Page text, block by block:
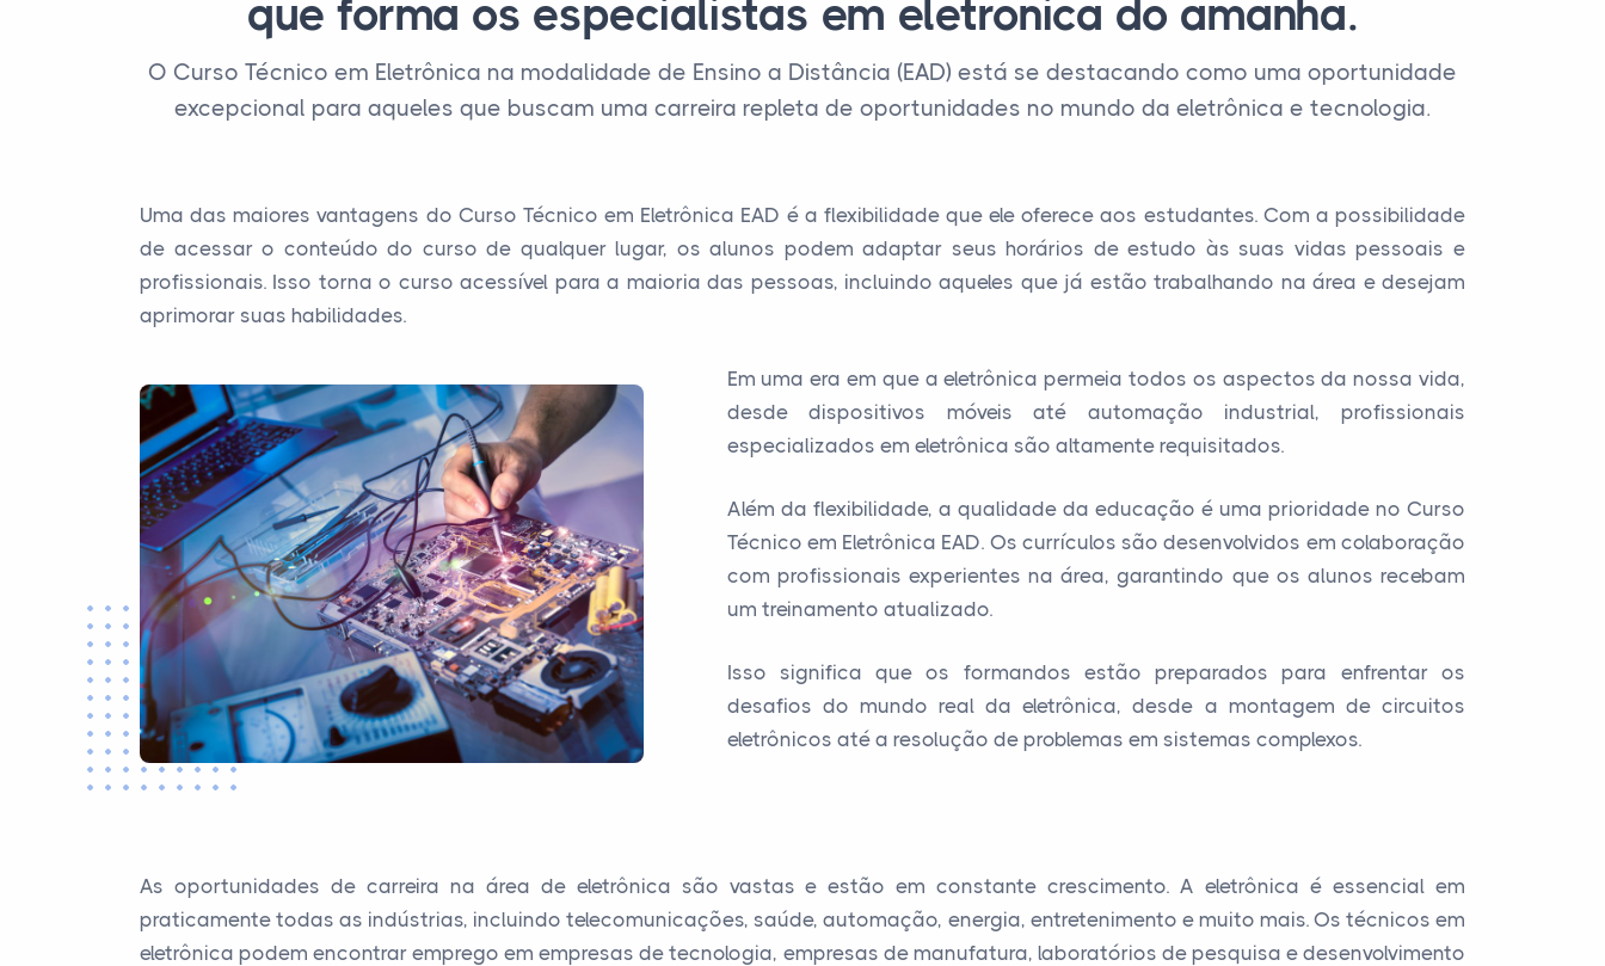
que forma os especialistas em eletrônica do amanhã.
O Curso Técnico em Eletrônica na modalidade de Ensino a Distância (EAD) está se destacando como uma oportunidade
excepcional para aqueles que buscam uma carreira repleta de oportunidades no mundo da eletrônica e tecnologia.
Uma das maiores vantagens do Curso Técnico em Eletrônica EAD é a flexibilidade que ele oferece aos estudantes. Com a possibilidade
de acessar o conteúdo do curso de qualquer lugar, os alunos podem adaptar seus horários de estudo às suas vidas pessoais e
profissionais. Isso torna o curso acessível para a maioria das pessoas, incluindo aqueles que já estão trabalhando na área e desejam
aprimorar suas habilidades.
Em uma era em que a eletrônica permeia todos os aspectos da nossa vida,
desde dispositivos móveis até automação industrial, profissionais
especializados em eletrônica são altamente requisitados.
Além da flexibilidade, a qualidade da educação é uma prioridade no Curso
Técnico em Eletrônica EAD. Os currículos são desenvolvidos em colaboração
com profissionais experientes na área, garantindo que os alunos recebam
um treinamento atualizado.
Isso significa que os formandos estão preparados para enfrentar os
desafios do mundo real da eletrônica, desde a montagem de circuitos
eletrônicos até a resolução de problemas em sistemas complexos.
As oportunidades de carreira na área de eletrônica são vastas e estão em constante crescimento. A eletrônica é essencial em
praticamente todas as indústrias, incluindo telecomunicações, saúde, automação, energia, entretenimento e muito mais. Os técnicos em
eletrônica podem encontrar emprego em empresas de tecnologia, empresas de manufatura, laboratórios de pesquisa e desenvolvimento